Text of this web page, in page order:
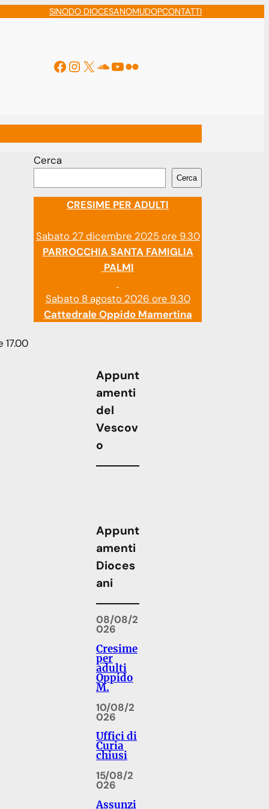
SINODO DIOCESANOMUDOPCONTATTI
Facebook
Instagram
X Soundcloud
YouTube
Flickr
Cerca
Cerca
CRESIME PER ADULTI
Sabato 27 dicembre 2025 ore 9.30
PARROCCHIA SANTA FAMIGLIA
PALMI
Sabato 8 agosto 2026 ore 9.30
Cattedrale Oppido Mamertina
Appunt
amenti
del
Vescov
o
Appunt
amenti
Dioces
ani
08/08/2
026
Cresime
per
adulti
Oppido
M.
10/08/2
026
Uffici di
Curia
chiusi
15/08/2
026
Assunzi